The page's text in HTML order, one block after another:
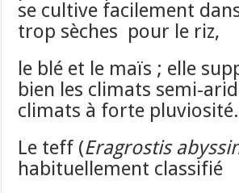
se cultive facilement
trop sèches pour le riz,
le blé et le maïs ; elle
bien les climats semi-
climats à forte pluviosité.
Le teff (Eragrostis
habituellement classifié